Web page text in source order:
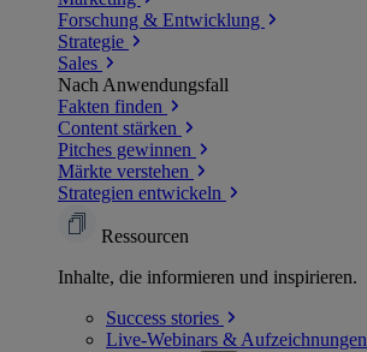
Forschung & Entwicklung
Strategie
Sales
Nach Anwendungsfall
Fakten finden
Content stärken
Pitches gewinnen
Märkte verstehen
Strategien entwickeln
Ressourcen
Inhalte, die informieren und inspirieren.
Success stories
Live-Webinars & Aufzeichnungen